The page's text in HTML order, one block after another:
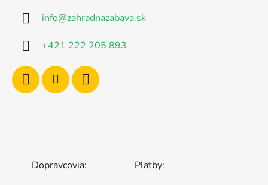
info@zahradnazabava.sk
+421 222 205 893
Dopravcovia: Platby: